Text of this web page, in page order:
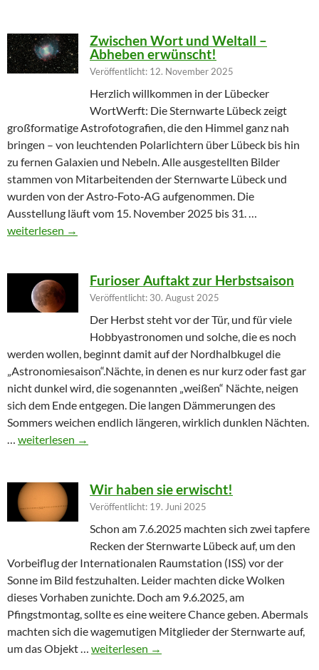
Zwischen Wort und Weltall –
Abheben erwünscht!
Veröffentlicht: 12. November 2025
Herzlich willkommen in der Lübecker
WortWerft: Die Sternwarte Lübeck zeigt
großformatige Astrofotografien, die den Himmel ganz nah
bringen – von leuchtenden Polarlichtern über Lübeck bis hin
zu fernen Galaxien und Nebeln. Alle ausgestellten Bilder
stammen von Mitarbeitenden der Sternwarte Lübeck und
wurden von der Astro‑Foto‑AG aufgenommen. Die
Ausstellung läuft vom 15. November 2025 bis 31. …
Zwischen Wort und Weltall – Abheben erwünscht!
weiterlesen →
Furioser Auftakt zur Herbstsaison
Veröffentlicht: 30. August 2025
Der Herbst steht vor der Tür, und für viele
Hobbyastronomen und solche, die es noch
werden wollen, beginnt damit auf der Nordhalbkugel die
„Astronomiesaison“.Nächte, in denen es nur kurz oder fast gar
nicht dunkel wird, die sogenannten „weißen“ Nächte, neigen
sich dem Ende entgegen. Die langen Dämmerungen des
Sommers weichen endlich längeren, wirklich dunklen Nächten.
… Furioser Auftakt zur Herbstsaison
weiterlesen →
Wir haben sie erwischt!
Veröffentlicht: 19. Juni 2025
Schon am 7.6.2025 machten sich zwei tapfere
Recken der Sternwarte Lübeck auf, um den
Vorbeiflug der Internationalen Raumstation (ISS) vor der
Sonne im Bild festzuhalten. Leider machten dicke Wolken
dieses Vorhaben zunichte. Doch am 9.6.2025, am
Pfingstmontag, sollte es eine weitere Chance geben. Abermals
machten sich die wagemutigen Mitglieder der Sternwarte auf,
um das Objekt … Wir haben sie erwischt!
weiterlesen →